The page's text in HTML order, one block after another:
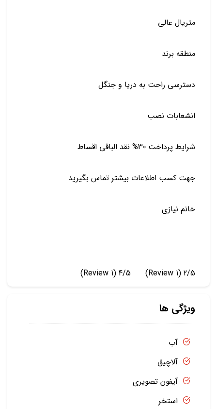
متریال عالی
منطقه برند
دسترسی راحت به دریا و جنگل
انشعابات نصب
شرایط پرداخت 30% نقد الباقی اقساط
جهت کسب اطلاعات بیشتر تماس بگیرید
خانم نیازی
2/5
(1 Review)
4/5
(1 Review)
ویژگی ها
آب
آلاچیق
آیفون تصویری
استخر